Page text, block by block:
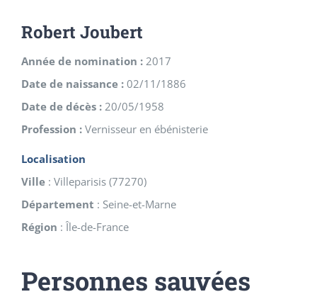
Robert Joubert
Année de nomination : 2017
Date de naissance : 02/11/1886
Date de décès : 20/05/1958
Profession : Vernisseur en ébénisterie
Localisation
Ville : Villeparisis (77270)
Département : Seine-et-Marne
Région : Île-de-France
Personnes sauvées